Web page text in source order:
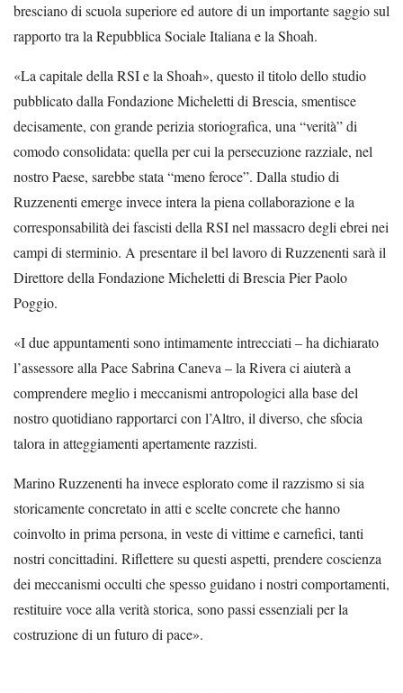
bresciano di scuola superiore ed autore di un importante saggio sul
rapporto tra la Repubblica Sociale Italiana e la Shoah.
«La capitale della RSI e la Shoah», questo il titolo dello studio
pubblicato dalla Fondazione Micheletti di Brescia, smentisce
decisamente, con grande perizia storiografica, una “verità” di
comodo consolidata: quella per cui la persecuzione razziale, nel
nostro Paese, sarebbe stata “meno feroce”. Dalla studio di
Ruzzenenti emerge invece intera la piena collaborazione e la
corresponsabilità dei fascisti della RSI nel massacro degli ebrei nei
campi di sterminio. A presentare il bel lavoro di Ruzzenenti sarà il
Direttore della Fondazione Micheletti di Brescia Pier Paolo
Poggio.
«I due appuntamenti sono intimamente intrecciati – ha dichiarato
l’assessore alla Pace Sabrina Caneva – la Rivera ci aiuterà a
comprendere meglio i meccanismi antropologici alla base del
nostro quotidiano rapportarci con l’Altro, il diverso, che sfocia
talora in atteggiamenti apertamente razzisti.
Marino Ruzzenenti ha invece esplorato come il razzismo si sia
storicamente concretato in atti e scelte concrete che hanno
coinvolto in prima persona, in veste di vittime e carnefici, tanti
nostri concittadini. Riflettere su questi aspetti, prendere coscienza
dei meccanismi occulti che spesso guidano i nostri comportamenti,
restituire voce alla verità storica, sono passi essenziali per la
costruzione di un futuro di pace».